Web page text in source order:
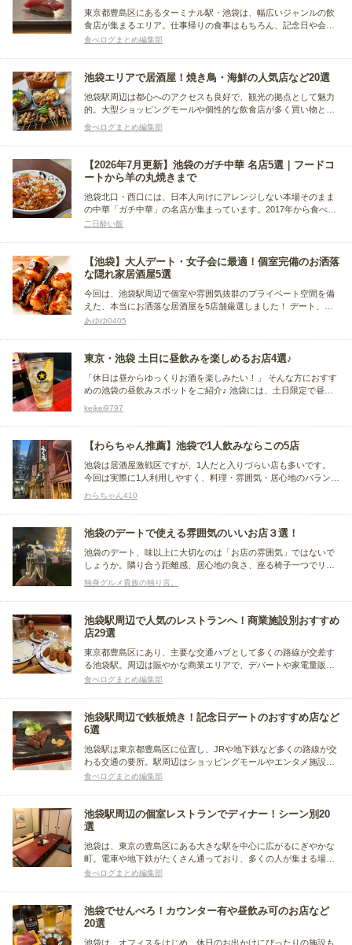
東京都豊島区にあるターミナル駅・池袋は、幅広いジャンルの飲
食店が集まるエリア。仕事帰りの食事はもちろん、記念日や会食
など、さまざまなシーンで利用できる寿司店も点在しています。
食べログまとめ編集部
池袋エリアで居酒屋！焼き鳥・海鮮の人気店など20選
池袋駅周辺は都心へのアクセスも良好で、観光の拠点として魅力
的。大型ショッピングモールや個性的な飲食店が多く買い物とグ
ルメを満喫できます。サンシャインシティでは水族館や展望台も
楽しめ、アニメやマンガ好きには乙女ロードが人気。今回はその
池袋で、焼き鳥や海鮮料理などが味わえる居酒屋をまとめまし
た。
食べログまとめ編集部
【2026年7月更新】池袋のガチ中華 名店5選｜フードコ
ートから羊の丸焼きまで
池袋北口・西口には、日本人向けにアレンジしない本場そのまま
の中華「ガチ中華」の名店が集まっています。2017年から食べ歩
いてきた中から、昼のフードコート、ランチの担々麺、夜の一
二日酔い飯
【池袋】大人デート・女子会に最適！個室完備のお洒落
な隠れ家居酒屋5選
今回は、池袋駅周辺で個室や雰囲気抜群のプライベート空間を備
えた、本当にお洒落な居酒屋を5店舗厳選しました！ デート、女
子会、合コン、外せない接待など、シーンに合わせてぜひお気に
あゆゆ0405
東京・池袋 土日に昼飲みを楽しめるお店4選♪
「休日は昼からゆっくりお酒を楽しみたい！」 そんな方におすす
めの池袋の昼飲みスポットをご紹介♪ 池袋には、土日限定で昼か
い料理とお酒を楽しめるだけでなく、雰囲気やコスパにも優れ
た、池袋でおすすめの昼飲みスポットを厳選してご紹介！
keikei9797
【わらちゃん推薦】池袋で1人飲みならこの5店
池袋は居酒屋激戦区ですが、1人だと入りづらい店も多いです。
今回は実際に1人利用しやすく、料理・雰囲気・居心地のバランス
が良かった店をまとめました。
わらちゃん410
池袋のデートで使える雰囲気のいいお店３選！
池袋のデート、味以上に大切なのは「お店の雰囲気」ではないで
しょうか。隣り合う距離感、居心地の良さ、座る椅子一つでリラ
ックス度は変わるもの。今回は、二人の緊張を解きほぐし、自然
と会話が弾むような「空間」に徹底してこだわった３軒を厳選し
ました。
独身グルメ貴族の独り言。
池袋駅周辺で人気のレストランへ！商業施設別おすすめ
店29選
東京都豊島区にあり、主要な交通ハブとして多くの路線が交差す
る池袋駅。周辺は賑やかな商業エリアで、デパートや家電量販
店、飲食店が立ち並び、駅周辺の商業施設内には、様々なジャン
食べログまとめ編集部
池袋駅周辺で鉄板焼き！記念日デートのおすすめ店など
6選
池袋駅は東京都豊島区に位置し、JRや地下鉄など多くの路線が交
わる交通の要所。駅周辺はショッピングモールやエンタメ施設が
充実、おしゃれで上質な食事を楽しめる飲食店も多く、デートス
食べログまとめ編集部
池袋駅周辺の個室レストランでディナー！シーン別20
選
池袋は、東京の豊島区にある大きな駅を中心に広がるにぎやかな
町。電車や地下鉄がたくさん通っており、多くの人が集まる場所
です。レストランも豊富で、和食・洋食・中華など、さまざまな
食べログまとめ編集部
池袋でせんべろ！カウンター有や昼飲み可のお店など
20選
池袋は、オフィスをはじめ、休日のお出かけにぴったりの施設も